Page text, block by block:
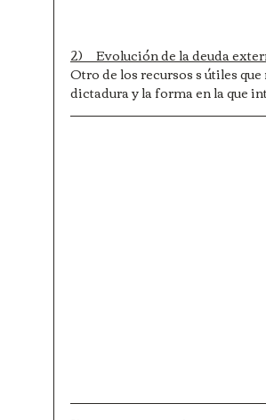
2)     Evolución de la deuda
Otro de los recursos s útiles
dictadura y la forma en la que